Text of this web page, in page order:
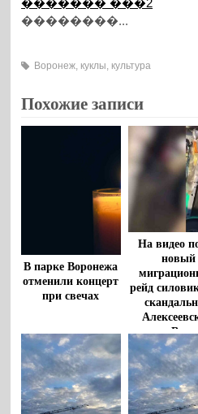
������� ���2
��������...
Воронеж, куклы, культура
Похожие записи
В парке Воронежа
отменили концерт
при свечах
На видео
новый
рейд
рынке